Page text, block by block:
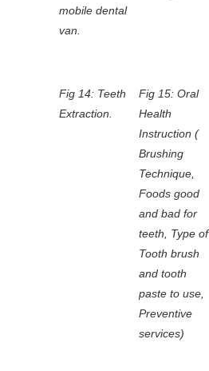
mobile dental
van.
Fig 14: Teeth
Extraction.
Fig 15: Oral
Health
Instruction (
Brushing
Technique,
Foods good
and bad for
teeth, Type of
Tooth brush
and tooth
paste to use,
Preventive
services)